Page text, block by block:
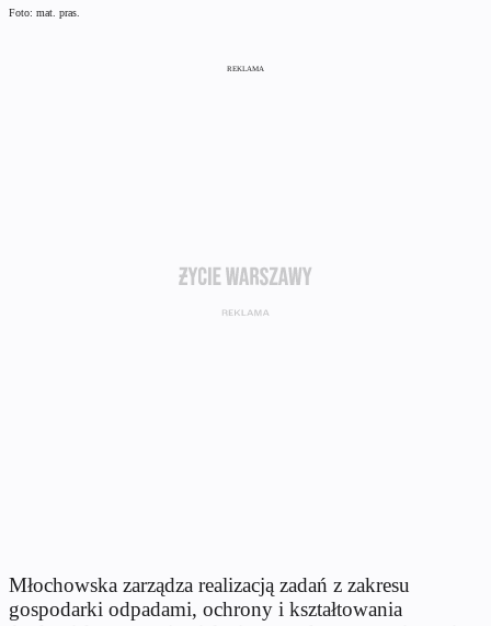
Foto: mat. pras.
REKLAMA
Młochowska zarządza realizacją zadań z zakresu
gospodarki odpadami, ochrony i kształtowania